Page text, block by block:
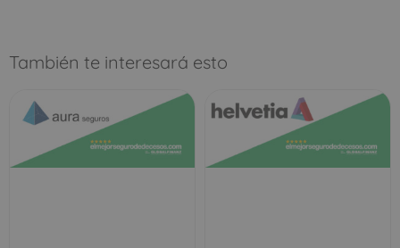
También te interesará esto